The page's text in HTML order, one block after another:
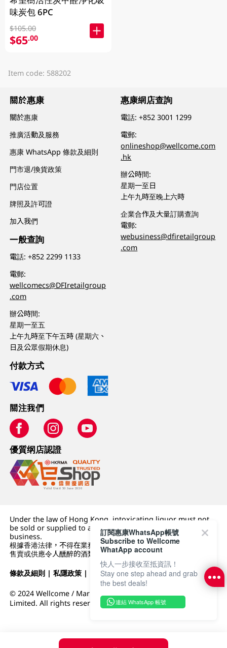
味炭包 6PC
$105.00
$65.00
Item code: 588202
關於惠康
關於惠康
推廣活動及服務
惠康 WhatsApp 條款及細則
門市退/換貨政策
門店位置
牌照及許可證
加入我們
一般查詢
電話:+852 2299 1133
電郵:
wellcomecs@DFIretailgroup
.com
辦公時間:
星期一至五
上午九時至下午五時 (星期六、
日及公眾假期休息)
惠康網店查詢
電話:+852 3001 1299
電郵:
onlineshop@wellcome.com
.hk
辦公時間:
星期一至日
上午九時至晚上六時
企業合作及大量訂購查詢
電郵:
webusiness@dfiretailgroup
.com
付款方式
關注我們
優質纲店認證
Under the law of Hong Kong, intoxicating liquor must not
be sold or supplied to a minor (under 18) in the course of
business.
根據香港法律，不得在業務過程中，向未成年人 (18 歲以下人士)
售賣或供應令人醺醉的酒類。
條款及細則 |私隱政策 | DFI零售集團
© 2024 Wellcome / Market Place. The Dairy Farm Company
Limited. All rights reserved.
訂閱惠康WhatsApp帳號
Subscribe to Wellcome
WhatApp account
快人一步接收至抵資訊！
Stay one step ahead and grab
the best deals!
連結 WhatsApp 帳號